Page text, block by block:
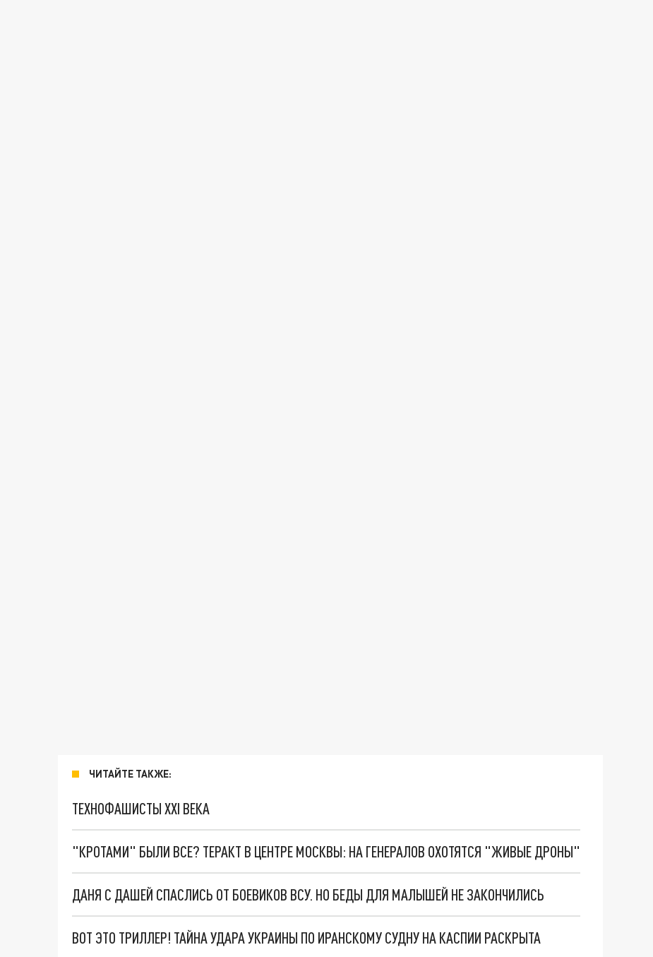
ЧИТАЙТЕ ТАКЖЕ:
ТЕХНОФАШИСТЫ XXI ВЕКА
"КРОТАМИ" БЫЛИ ВСЕ? ТЕРАКТ В ЦЕНТРЕ МОСКВЫ: НА ГЕНЕРАЛОВ ОХОТЯТСЯ "ЖИВЫЕ ДРОНЫ"
ДАНЯ С ДАШЕЙ СПАСЛИСЬ ОТ БОЕВИКОВ ВСУ. НО БЕДЫ ДЛЯ МАЛЫШЕЙ НЕ ЗАКОНЧИЛИСЬ
ВОТ ЭТО ТРИЛЛЕР! ТАЙНА УДАРА УКРАИНЫ ПО ИРАНСКОМУ СУДНУ НА КАСПИИ РАСКРЫТА